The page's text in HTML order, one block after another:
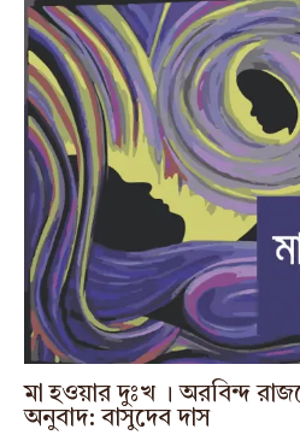
মা হওয়ার দুঃখ । অরবিন্দ
অনুবাদ: বাসুদেব দাস